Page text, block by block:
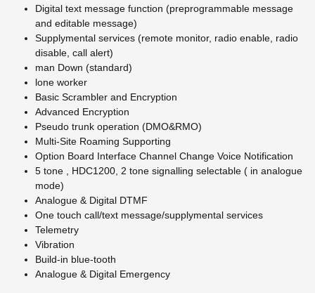
Digital text message function (preprogrammable message
and editable message)
Supplymental services (remote monitor, radio enable, radio
disable, call alert)
man Down (standard)
lone worker
Basic Scrambler and Encryption
Advanced Encryption
Pseudo trunk operation (DMO&RMO)
Multi-Site Roaming Supporting
Option Board Interface Channel Change Voice Notification
5 tone , HDC1200, 2 tone signalling selectable ( in analogue
mode)
Analogue & Digital DTMF
One touch call/text message/supplymental services
Telemetry
Vibration
Build-in blue-tooth
Analogue & Digital Emergency